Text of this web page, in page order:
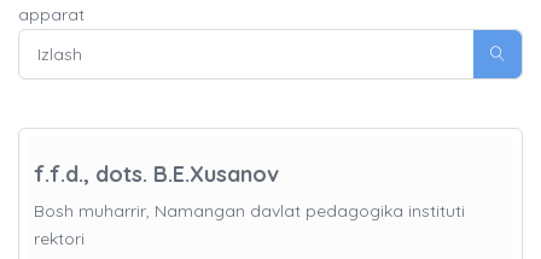
apparat
f.f.d., dots. B.E.Xusanov
Bosh muharrir, Namangan davlat pedagogika instituti
rektori